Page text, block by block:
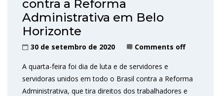
contra a Reforma
Administrativa em Belo
Horizonte
30 de setembro de 2020 Comments off
A quarta-feira foi dia de luta e de servidores e
servidoras unidos em todo o Brasil contra a Reforma
Administrativa, que tira direitos dos trabalhadores e